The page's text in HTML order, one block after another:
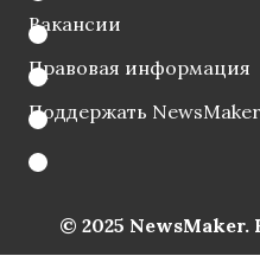
Вакансии
Правовая информация
Поддержать
© 2025